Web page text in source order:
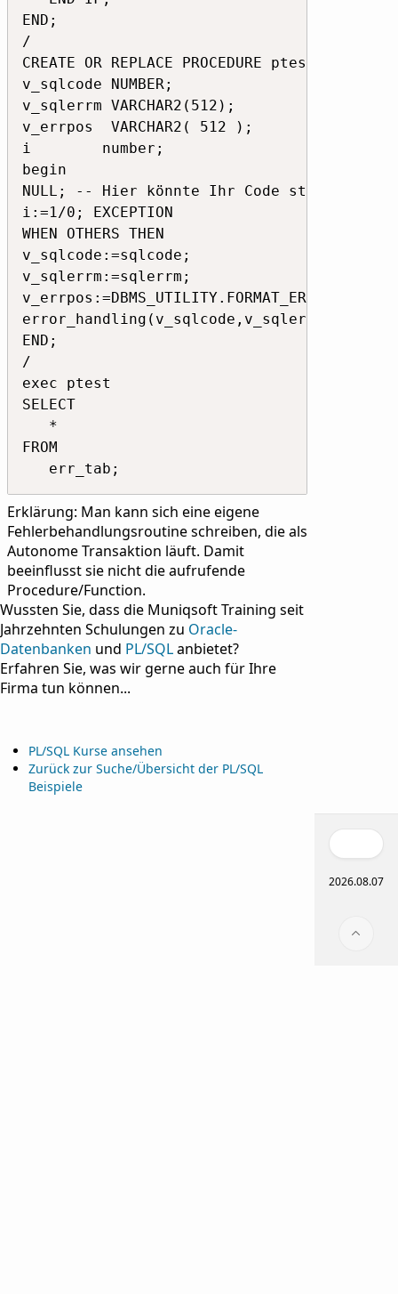
END;
/
CREATE OR REPLACE PROCEDURE ptest IS
v_sqlcode NUMBER;
v_sqlerrm VARCHAR2(512);
v_errpos  VARCHAR2( 512 );
i        number;
begin
NULL; -- Hier könnte Ihr Code stehen
i:=1/0; EXCEPTION
WHEN OTHERS THEN
v_sqlcode:=sqlcode;
v_sqlerrm:=sqlerrm;
END;
/
exec ptest
SELECT
   *
FROM
   err_tab;
Erklärung: Man kann sich eine eigene
Fehlerbehandlungsroutine schreiben, die als
Autonome Transaktion läuft. Damit
beeinflusst sie nicht die aufrufende
Procedure/Function.
Wussten Sie, dass die Muniqsoft Training seit
Jahrzehnten Schulungen zu Oracle-
Datenbanken und PL/SQLanbietet?
Erfahren Sie, was wir gerne auch für Ihre
Firma tun können...
PL/SQL Kurse ansehen
Zurück zur Suche/Übersicht der PL/SQL
Beispiele
2026.08.07